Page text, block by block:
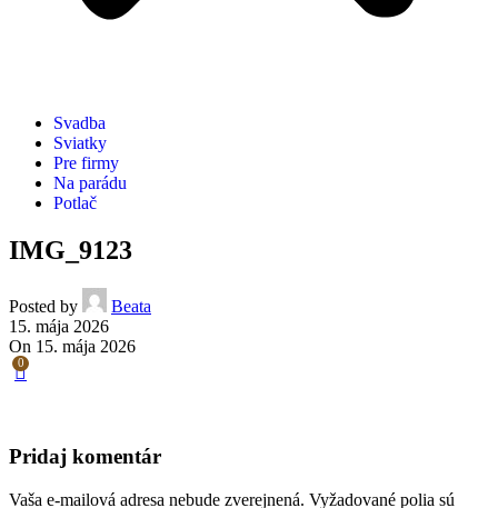
Svadba
Sviatky
Pre firmy
Na parádu
Potlač
IMG_9123
Posted by
Beata
15. mája 2026
On 15. mája 2026
0
Pridaj komentár
Vaša e-mailová adresa nebude zverejnená. Vyžadované polia sú